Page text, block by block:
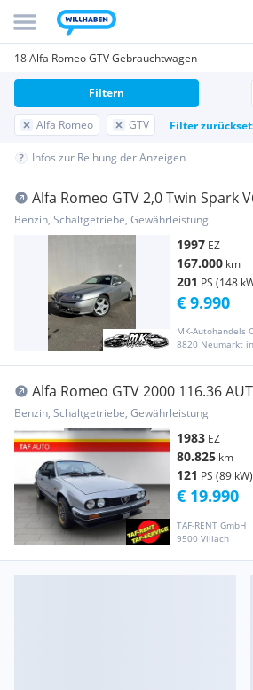
18 Alfa Romeo GTV Gebrauchtwagen
Alfa Romeo GTV Filter
Filtern
Infos zur Reihung der Anzeigen
Alfa Romeo GTV 2,0 Twin Spark
Benzin, Schaltgetriebe, Gewährleistung
1997 EZ
167.000 km
201 PS (148
MK-Autohandels
8820 Neumarkt
€ 9.990
Alfa Romeo GTV 2000 116.36
Benzin, Schaltgetriebe, Gewährleistung
1983 EZ
80.825 km
121 PS (89 kW)
TAF-RENT GmbH
9500 Villach
€ 19.990